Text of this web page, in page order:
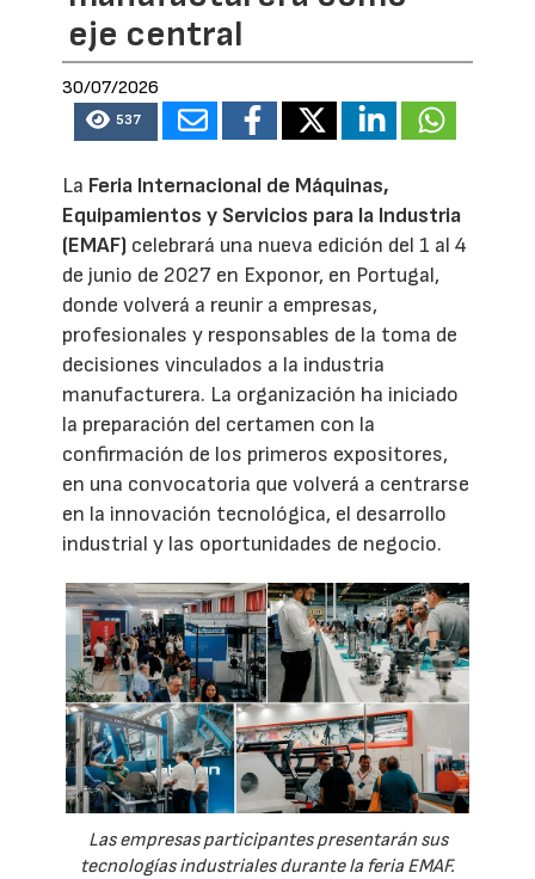
eje central
30/07/2026
537
La Feria Internacional de Máquinas,
Equipamientos y Servicios para la Industria
(EMAF) celebrará una nueva edición del 1 al 4
de junio de 2027 en Exponor, en Portugal,
donde volverá a reunir a empresas,
profesionales y responsables de la toma de
decisiones vinculados a la industria
manufacturera. La organización ha iniciado
la preparación del certamen con la
confirmación de los primeros expositores,
en una convocatoria que volverá a centrarse
en la innovación tecnológica, el desarrollo
industrial y las oportunidades de negocio.
Las empresas participantes presentarán sus
tecnologías industriales durante la feria EMAF.